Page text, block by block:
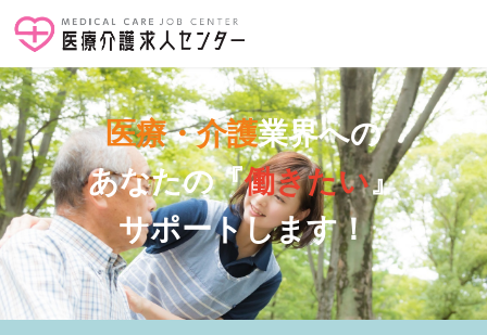
医療・介護業界への
あなたの『働きたい』
サポートします！